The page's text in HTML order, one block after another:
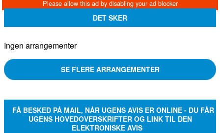
DET SKER
Ingen arrangementer
SE FLERE ARRANGEMENTER
FÅ BESKED PÅ MAIL, NÅR UGENS AVIS ER ONLINE - DU FÅR
UGENS HOVEDOVERSKRIFTER OG LINK TIL DEN
ELEKTRONISKE AVIS